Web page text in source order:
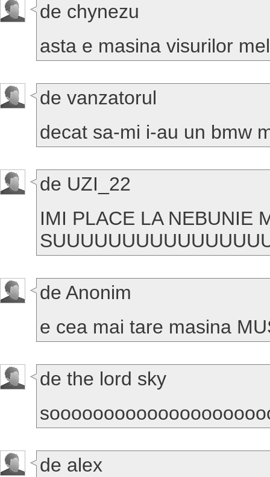
de chynezu
asta e masina visurilor
de vanzatorul
decat sa-mi i-au un bmw
de UZI_22
IMI PLACE LA NEBUNIE
de Anonim
e cea mai tare masina
de the lord sky
de alex